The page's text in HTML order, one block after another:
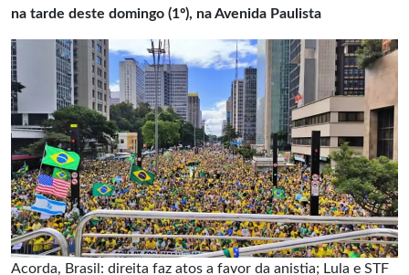
na tarde deste domingo (1º), na Avenida Paulista
Acorda, Brasil: direita faz atos a favor da anistia; Lula e STF